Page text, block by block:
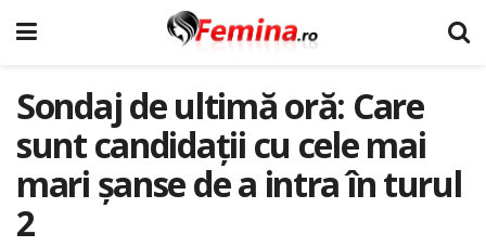
Sondaj de ultimă oră: Care
sunt candidații cu cele mai
mari șanse de a intra în turul
2